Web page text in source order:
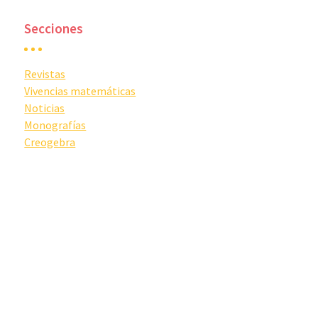
Secciones
Revistas
Vivencias matemáticas
Noticias
Monografías
Creogebra